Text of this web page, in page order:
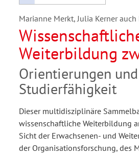
Marianne Merkt, Julia Kerner auch
Weiterbildung
Forschung und
Orientierungen und
Studierfähigkeit
Dieser multidisziplinäre
wissenschaftliche Weiterbildung
Sicht der Erwachsenen- und
der Organisationsforschung, des